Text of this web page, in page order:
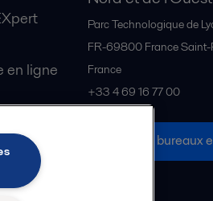
en ligne
Parc Technologique de
FR-69800 France Saint-
France
+33 4 69 16 77 00
Tous les bureaux